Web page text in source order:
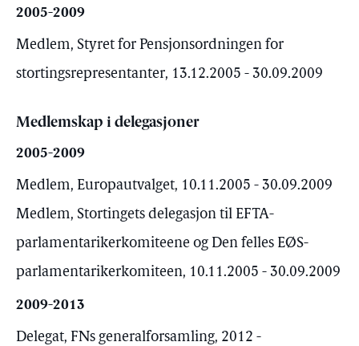
2005-2009
Medlem, Styret for Pensjonsordningen for
stortingsrepresentanter, 13.12.2005 - 30.09.2009
Medlemskap i delegasjoner
2005-2009
Medlem, Europautvalget, 10.11.2005 - 30.09.2009
Medlem, Stortingets delegasjon til EFTA-
parlamentarikerkomiteene og Den felles EØS-
parlamentarikerkomiteen, 10.11.2005 - 30.09.2009
2009-2013
Delegat, FNs generalforsamling, 2012 -